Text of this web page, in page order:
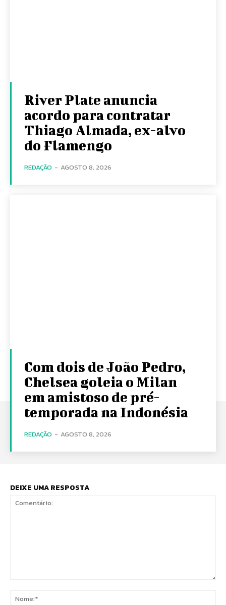
River Plate anuncia
acordo para contratar
Thiago Almada, ex-alvo
do Flamengo
REDAÇÃO - AGOSTO 8, 2026
Com dois de João Pedro,
Chelsea goleia o Milan
em amistoso de pré-
temporada na Indonésia
REDAÇÃO - AGOSTO 8, 2026
DEIXE UMA RESPOSTA